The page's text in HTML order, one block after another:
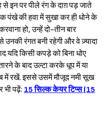
इन पर पीले रंग के दाग़ पड़ जाते
पंखे की हवा में सुखा कर ही धोने के
हो, उन्हें दो-तीन बार
रंगत बनी रहेगी और वे ज़्यादा
यदि किसी कपड़े को बिना धोए
के बाद उल्टा करके धूप में या
में रखें. इससे उसमें मौजूद नमी सूख
भी पढ़ें: 15 सिल्क केयर टिप्स (15